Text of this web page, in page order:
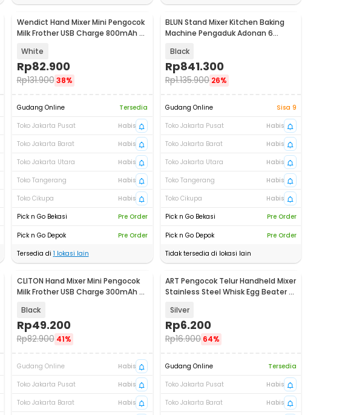
Wendict Hand Mixer Mini Pengocok
Milk Frother USB Charge 800mAh -
White
Rp82.900
Rp131.900 38%
Gudang Online
Tersedia
Toko Jakarta Pusat
Habis
Toko Jakarta Barat
Habis
Toko Jakarta Utara
Habis
Toko Tangerang
Habis
Toko Cikupa
Habis
Pick n Go Bekasi
Pre Order
Pick n Go Depok
Pre Order
Tersedia di 1 lokasi lain
Baru
BLUN Stand Mixer Kitchen Baking
Machine Pengaduk Adonan 6
Black
Rp841.300
Rp1.135.900 26%
Gudang Online
Sisa 9
Toko Jakarta Pusat
Habis
Toko Jakarta Barat
Habis
Toko Jakarta Utara
Habis
Toko Tangerang
Habis
Toko Cikupa
Habis
Pick n Go Bekasi
Pre Order
Pick n Go Depok
Pre Order
Tidak tersedia di lokasi lain
Akan Datang
CLITON Hand Mixer Mini Pengocok
Milk Frother USB Charge 300mAh -
Black
Rp49.200
Rp82.900 41%
Gudang Online
Habis
Toko Jakarta Pusat
Habis
Toko Jakarta Barat
Habis
ART Pengocok Telur Handheld Mixer
Stainless Steel Whisk Egg Beater -
Silver
Rp6.200
Rp16.900 64%
Gudang Online
Tersedia
Toko Jakarta Pusat
Habis
Toko Jakarta Barat
Habis